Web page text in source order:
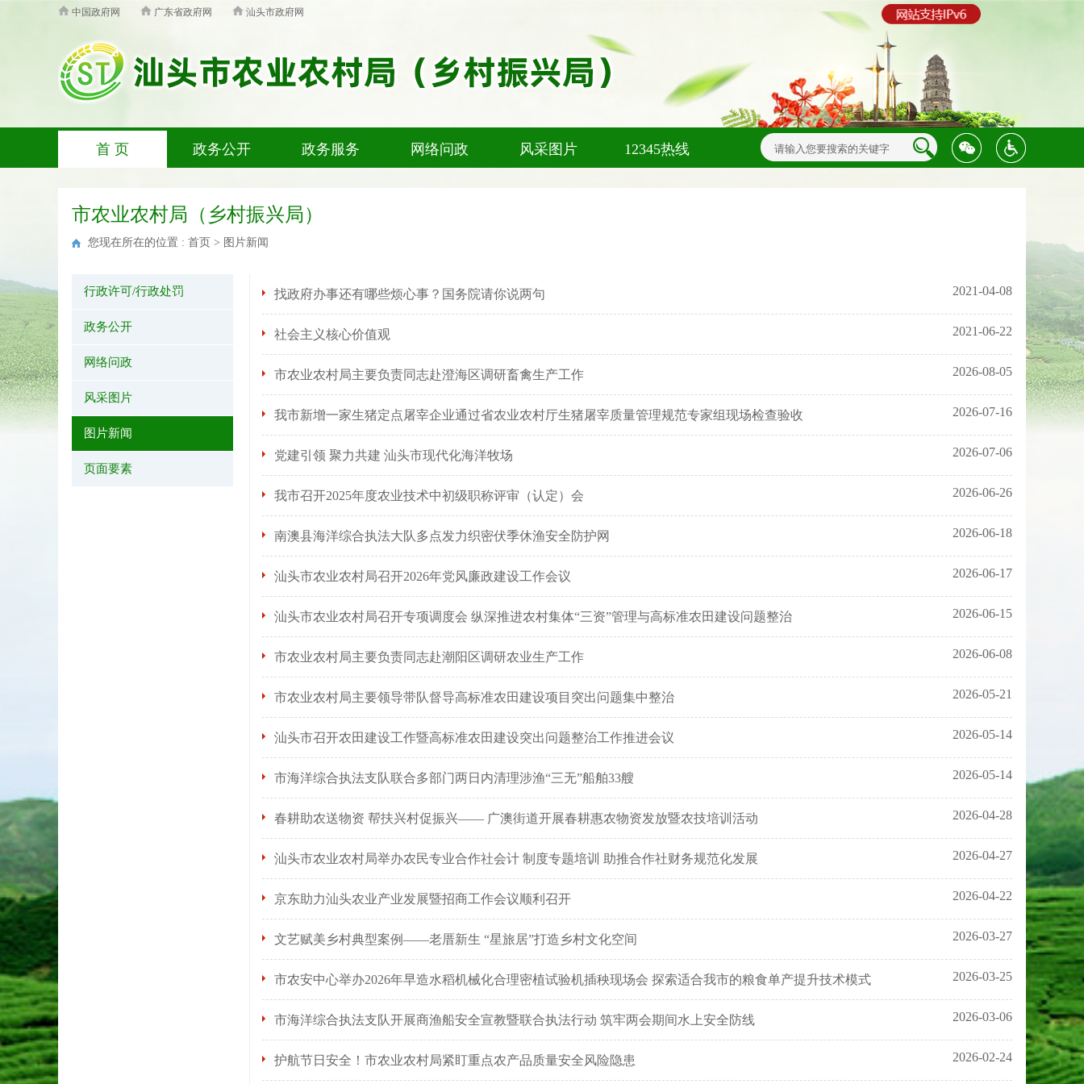
中国政府网 广东省政府网 汕头市政府网
首 页 政务公开 政务服务 网络问政 风采图片 12345热线
市农业农村局（乡村振兴局）
您现在所在的位置 : 首页 > 图片新闻
行政许可/行政处罚
政务公开
网络问政
风采图片
图片新闻
页面要素
找政府办事还有哪些烦心事？国务院请你说两句 2021-04-08
社会主义核心价值观 2021-06-22
市农业农村局主要负责同志赴澄海区调研畜禽生产工作 2026-08-05
我市新增一家生猪定点屠宰企业通过省农业农村厅生猪屠宰质量管理规范专家组现场检查验收 2026-07-16
党建引领 聚力共建 汕头市现代化海洋牧场 2026-07-06
我市召开2025年度农业技术中初级职称评审（认定）会 2026-06-26
南澳县海洋综合执法大队多点发力织密伏季休渔安全防护网 2026-06-18
汕头市农业农村局召开2026年党风廉政建设工作会议 2026-06-17
汕头市农业农村局召开专项调度会 纵深推进农村集体“三资”管理与高标准农田建设问题整治 2026-06-15
市农业农村局主要负责同志赴潮阳区调研农业生产工作 2026-06-08
市农业农村局主要领导带队督导高标准农田建设项目突出问题集中整治 2026-05-21
汕头市召开农田建设工作暨高标准农田建设突出问题整治工作推进会议 2026-05-14
市海洋综合执法支队联合多部门两日内清理涉渔“三无”船舶33艘 2026-05-14
春耕助农送物资 帮扶兴村促振兴—— 广澳街道开展春耕惠农物资发放暨农技培训活动 2026-04-28
汕头市农业农村局举办农民专业合作社会计 制度专题培训 助推合作社财务规范化发展 2026-04-27
京东助力汕头农业产业发展暨招商工作会议顺利召开 2026-04-22
文艺赋美乡村典型案例——老厝新生 “星旅居”打造乡村文化空间 2026-03-27
市农安中心举办2026年早造水稻机械化合理密植试验机插秧现场会 探索适合我市的粮食单产提升技术模式 2026-03-25
市海洋综合执法支队开展商渔船安全宣教暨联合执法行动 筑牢两会期间水上安全防线 2026-03-06
护航节日安全！市农业农村局紧盯重点农产品质量安全风险隐患 2026-02-24